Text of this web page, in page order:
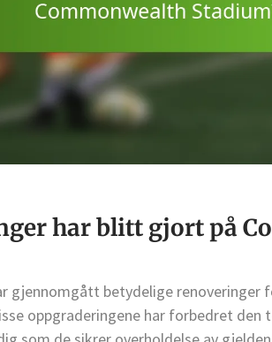
har blitt gjort på
gjennomgått betydelige renoveringer
oppgraderingene har forbedret den